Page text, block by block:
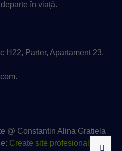
în viaţă.
H22, Parter, Apartament 23.
@ Constantin Alina Gratiela
Create site profesional